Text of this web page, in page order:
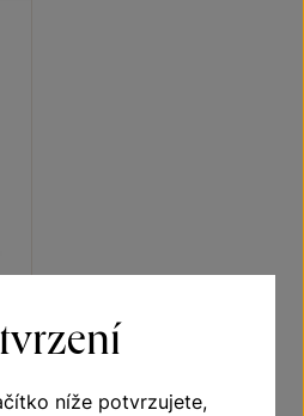
níže potvrzujete,